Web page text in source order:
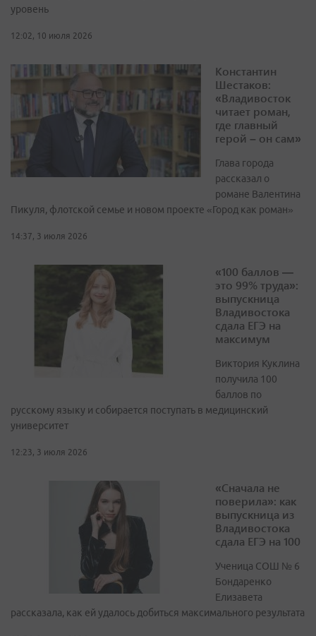
уровень
12:02, 10 июля 2026
Константин
Шестаков:
«Владивосток
читает роман,
где главный
герой – он сам»
Глава города
рассказал о
романе Валентина
Пикуля, флотской семье и новом проекте «Город как роман»
14:37, 3 июля 2026
«100 баллов —
это 99% труда»:
выпускница
Владивостока
сдала ЕГЭ на
максимум
Виктория Куклина
получила 100
баллов по
русскому языку и собирается поступать в медицинский
университет
12:23, 3 июля 2026
«Сначала не
поверила»: как
выпускница из
Владивостока
сдала ЕГЭ на 100
Ученица СОШ № 6
Бондаренко
Елизавета
рассказала, как ей удалось добиться максимального результата